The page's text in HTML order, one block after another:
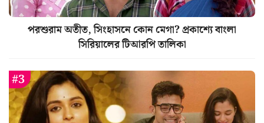
পরশুরাম অতীত, সিংহাসনে কোন মেগা? প্রকাশ্যে বাংলা
সিরিয়ালের টিআরপি তালিকা